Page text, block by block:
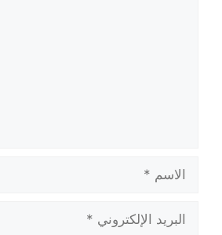
الاسم
البريد
الإلكتروني